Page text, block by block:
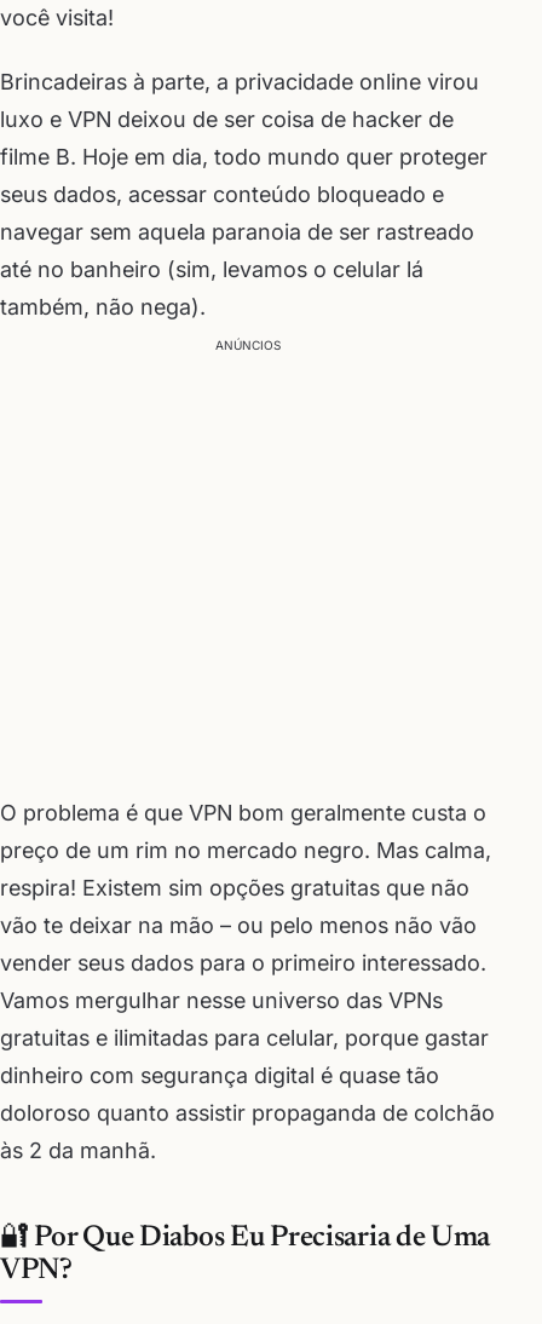
você visita!
Brincadeiras à parte, a privacidade online virou
luxo e VPN deixou de ser coisa de hacker de
filme B. Hoje em dia, todo mundo quer proteger
seus dados, acessar conteúdo bloqueado e
navegar sem aquela paranoia de ser rastreado
até no banheiro (sim, levamos o celular lá
também, não nega).
ANÚNCIOS
O problema é que VPN bom geralmente custa o
preço de um rim no mercado negro. Mas calma,
respira! Existem sim opções gratuitas que não
vão te deixar na mão – ou pelo menos não vão
vender seus dados para o primeiro interessado.
Vamos mergulhar nesse universo das VPNs
gratuitas e ilimitadas para celular, porque gastar
dinheiro com segurança digital é quase tão
doloroso quanto assistir propaganda de colchão
às 2 da manhã.
🔐 Por Que Diabos Eu Precisaria de Uma
VPN?